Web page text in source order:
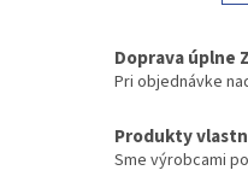
Doprava úplne
Pri objednávke
Produkty
Sme výrobcami